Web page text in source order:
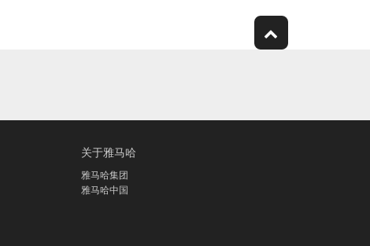
关于雅马哈
雅马哈集团
雅马哈中国